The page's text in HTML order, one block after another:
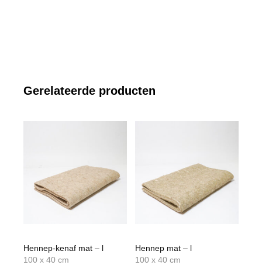
worden
Gerelateerde producten
Hennep-kenaf mat – l
100 x 40 cm
Hennep mat – l
100 x 40 cm